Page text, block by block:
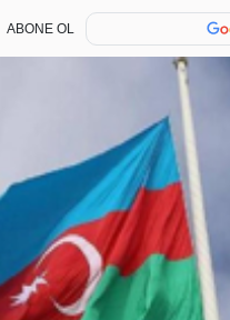
ABONE OL